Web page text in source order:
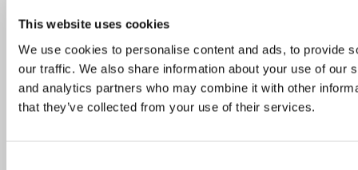
This website uses cookies
We use cookies to personalise content and ads, to provide
our traffic. We also share information about your use of our
and analytics partners who may combine it with other
that they’ve collected from your use of their services.
einestada
Tallinna väliterrassid – vaata, kus väljas
einestada